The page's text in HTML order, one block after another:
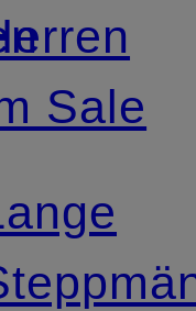
Sale